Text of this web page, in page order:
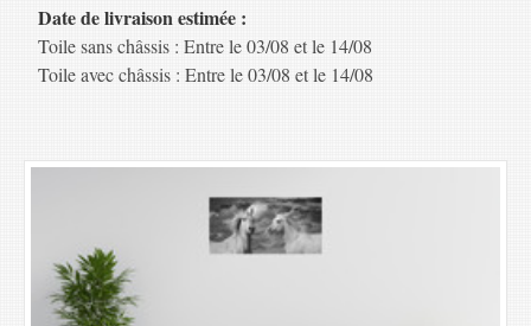
Date de livraison estimée :
Toile sans châssis : Entre le 03/08 et le 14/08
Toile avec châssis : Entre le 03/08 et le 14/08